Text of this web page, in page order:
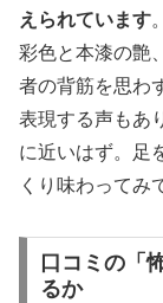
えられています
彩色と本漆の艶
者の背筋を思わ
表現する声もあ
に近いはず。足
くり味わってみ
口コミの「
るか